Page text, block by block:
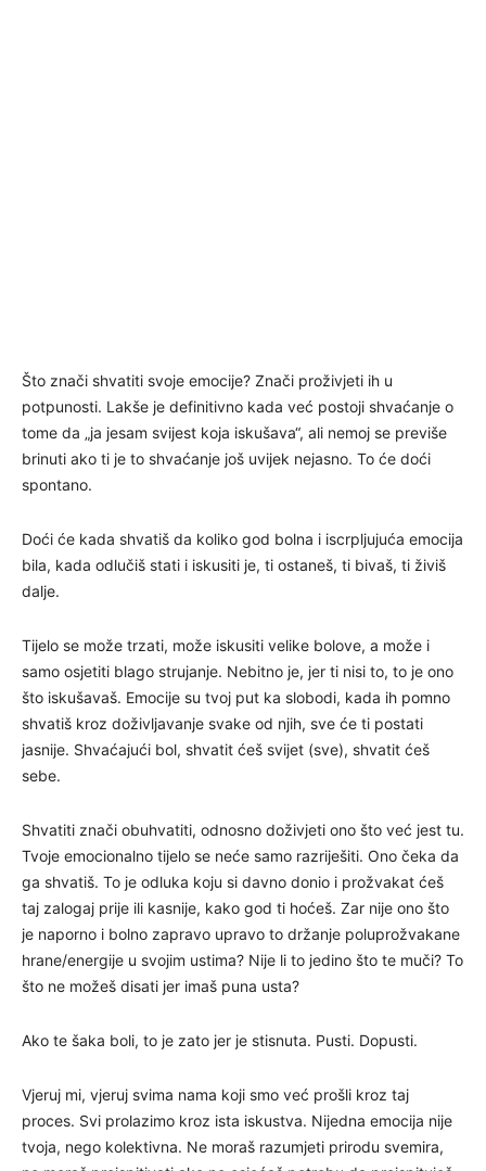
Što znači shvatiti svoje emocije? Znači proživjeti ih u
potpunosti. Lakše je definitivno kada već postoji shvaćanje o
tome da „ja jesam svijest koja iskušava“, ali nemoj se previše
brinuti ako ti je to shvaćanje još uvijek nejasno. To će doći
spontano.
Doći će kada shvatiš da koliko god bolna i iscrpljujuća emocija
bila, kada odlučiš stati i iskusiti je, ti ostaneš, ti bivaš, ti živiš
dalje.
Tijelo se može trzati, može iskusiti velike bolove, a može i
samo osjetiti blago strujanje. Nebitno je, jer ti nisi to, to je ono
što iskušavaš. Emocije su tvoj put ka slobodi, kada ih pomno
shvatiš kroz doživljavanje svake od njih, sve će ti postati
jasnije. Shvaćajući bol, shvatit ćeš svijet (sve), shvatit ćeš
sebe.
Shvatiti znači obuhvatiti, odnosno doživjeti ono što već jest tu.
Tvoje emocionalno tijelo se neće samo razriješiti. Ono čeka da
ga shvatiš. To je odluka koju si davno donio i prožvakat ćeš
taj zalogaj prije ili kasnije, kako god ti hoćeš. Zar nije ono što
je naporno i bolno zapravo upravo to držanje poluprožvakane
hrane/energije u svojim ustima? Nije li to jedino što te muči? To
što ne možeš disati jer imaš puna usta?
Ako te šaka boli, to je zato jer je stisnuta. Pusti. Dopusti.
Vjeruj mi, vjeruj svima nama koji smo već prošli kroz taj
proces. Svi prolazimo kroz ista iskustva. Nijedna emocija nije
tvoja, nego kolektivna. Ne moraš razumjeti prirodu svemira,